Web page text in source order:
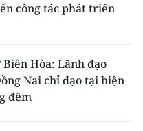
công tác phát triển
Hòa: Lãnh đạo
Nai chỉ đạo tại hiện
đêm